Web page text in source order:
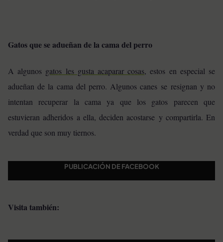
Gatos que se adueñan de la cama del perro
A algunos gatos les gusta acaparar cosas, estos en especial se
adueñan de la cama del perro. Algunos canes se resignan y no
intentan recuperar la cama ya que los gatos parecen que
estuvieran adheridos a ella, deciden acostarse y compartirla. En
verdad que son muy tiernos.
PUBLICACIÓN DE FACEBOOK
Visita también: